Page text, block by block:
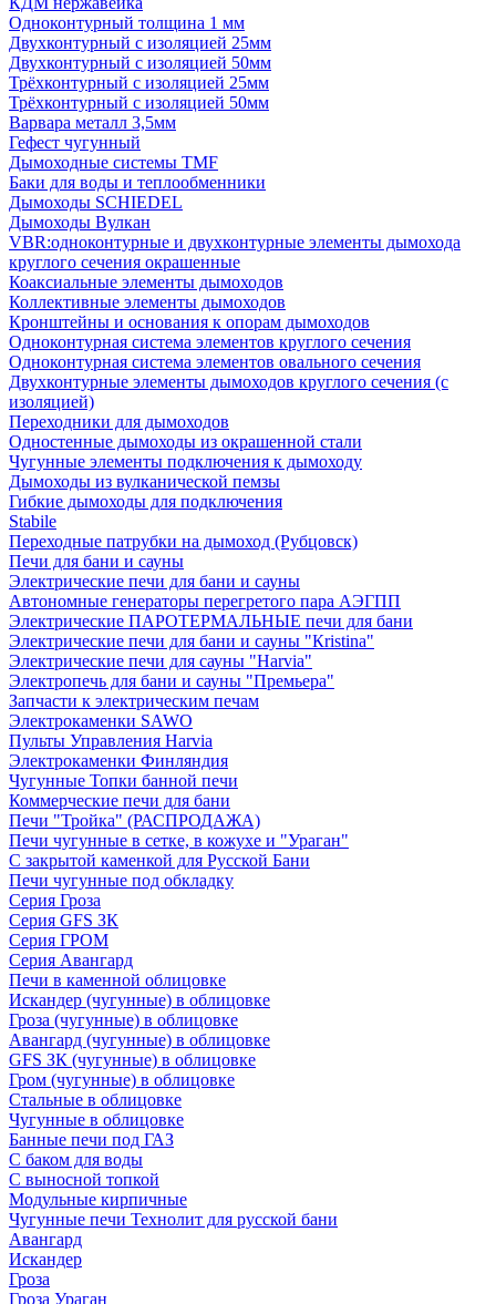
Одноконтурный толщина 1 мм
Двухконтурный с изоляцией 25мм
Двухконтурный с изоляцией 50мм
Трёхконтурный с изоляцией 25мм
Трёхконтурный с изоляцией 50мм
Варвара металл 3,5мм
Гефест чугунный
Дымоходные системы TMF
Баки для воды и теплообменники
Дымоходы SCHIEDEL
Дымоходы Вулкан
VBR:одноконтурные и двухконтурные элементы дымохода
круглого сечения окрашенные
Коаксиальные элементы дымоходов
Коллективные элементы дымоходов
Кронштейны и основания к опорам дымоходов
Одноконтурная система элементов круглого сечения
Одноконтурная система элементов овального сечения
Двухконтурные элементы дымоходов круглого сечения (с
изоляцией)
Переходники для дымоходов
Одностенные дымоходы из окрашенной стали
Чугунные элементы подключения к дымоходу
Дымоходы из вулканической пемзы
Гибкие дымоходы для подключения
Stabile
Переходные патрубки на дымоход (Рубцовск)
Печи для бани и сауны
Электрические печи для бани и сауны
Автономные генераторы перегретого пара АЭГПП
Электрические ПАРОТЕРМАЛЬНЫЕ печи для бани
Электрические печи для бани и сауны "Кristina"
Электрические печи для сауны "Harvia"
Электропечь для бани и сауны "Премьера"
Запчасти к электрическим печам
Электрокаменки SAWO
Пульты Управления Harvia
Электрокаменки Финляндия
Чугунные Топки банной печи
Коммерческие печи для бани
Печи "Тройка" (РАСПРОДАЖА)
Печи чугунные в сетке, в кожухе и "Ураган"
С закрытой каменкой для Русской Бани
Печи чугунные под обкладку
Серия Гроза
Серия GFS ЗК
Серия ГРОМ
Серия Авангард
Печи в каменной облицовке
Искандер (чугунные) в облицовке
Гроза (чугунные) в облицовке
Авангард (чугунные) в облицовке
GFS ЗК (чугунные) в облицовке
Гром (чугунные) в облицовке
Стальные в облицовке
Чугунные в облицовке
Банные печи под ГАЗ
С баком для воды
С выносной топкой
Модульные кирпичные
Чугунные печи Технолит для русской бани
Авангард
Искандер
Гроза
Гроза Ураган